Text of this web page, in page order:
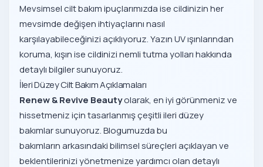
Mevsimsel cilt bakım ipuçlarımızda ise cildinizin her
mevsimde değişen ihtiyaçlarını nasıl
karşılayabileceğinizi açıklıyoruz. Yazın UV ışınlarından
koruma, kışın ise cildinizi nemli tutma yolları hakkında
detaylı bilgiler sunuyoruz.
İleri Düzey Cilt Bakım Açıklamaları
Renew & Revive Beautyolarak, en iyi görünmeniz ve
hissetmeniz için tasarlanmış çeşitli ileri düzey
bakımlar sunuyoruz. Blogumuzda bu
bakımların arkasındaki bilimsel süreçleri açıklayan ve
beklentilerinizi yönetmenize yardımcı olan detaylı